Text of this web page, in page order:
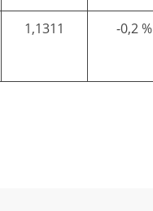
1,1311 -0,2 %